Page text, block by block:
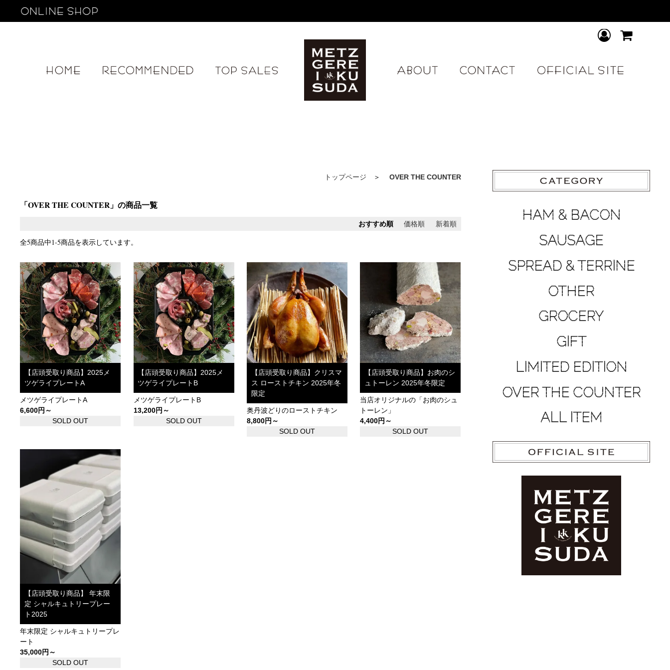
RECOMMEND TOP SALES ABOUT CONTACT OFFICIAL
トップページ OVER THE COUNTER
「OVER THE COUNTER」の商品一覧
おすすめ順 価格順 新着順
全5商品中1-5商品を表示しています。
【店頭受取り商品】2025メ
ツゲライプレートA
メツゲライプレートA
6,600円～
SOLD OUT
【店頭受取り商品】2025メ
ツゲライプレートB
メツゲライプレートB
13,200円～
SOLD OUT
【店頭受取り商品】クリスマ
ス ローストチキン 2025年冬
限定
奥丹波どりのローストチキン
8,800円～
SOLD OUT
【店頭受取り商品】お肉のシ
ュトーレン 2025年冬限定
当店オリジナルの「お肉のシュ
トーレン」
4,400円～
SOLD OUT
【店頭受取り商品】 年末限
定 シャルキュトリープレー
ト2025
年末限定 シャルキュトリープレ
ート
35,000円～
SOLD OUT
HAM & BACON
SAUSAGE
SPREAD & TERRINE
OTHER
GROCERY
GIFT
LIMITED EDITION
OVER THE COUNTER
ALL ITEM